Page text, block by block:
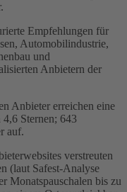
Empfehlungen für
Automobilindustrie,
und
Anbietern der
Anbieter erreichen eine
Sternen; 643
auf.
verstreuten
(laut Safest-Analyse
Monatspauschalen bis zu